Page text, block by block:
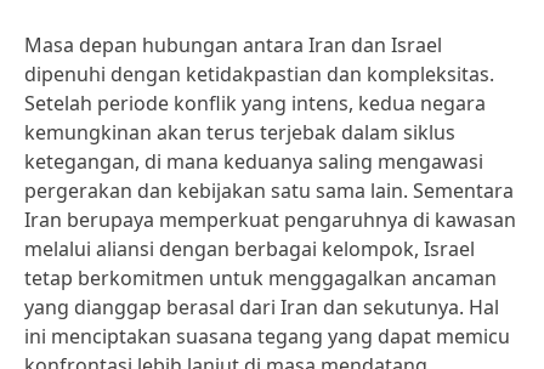
Masa depan hubungan antara Iran dan Israel
dipenuhi dengan ketidakpastian dan kompleksitas.
Setelah periode konflik yang intens, kedua negara
kemungkinan akan terus terjebak dalam siklus
ketegangan, di mana keduanya saling mengawasi
pergerakan dan kebijakan satu sama lain. Sementara
Iran berupaya memperkuat pengaruhnya di kawasan
melalui aliansi dengan berbagai kelompok, Israel
tetap berkomitmen untuk menggagalkan ancaman
yang dianggap berasal dari Iran dan sekutunya. Hal
ini menciptakan suasana tegang yang dapat memicu